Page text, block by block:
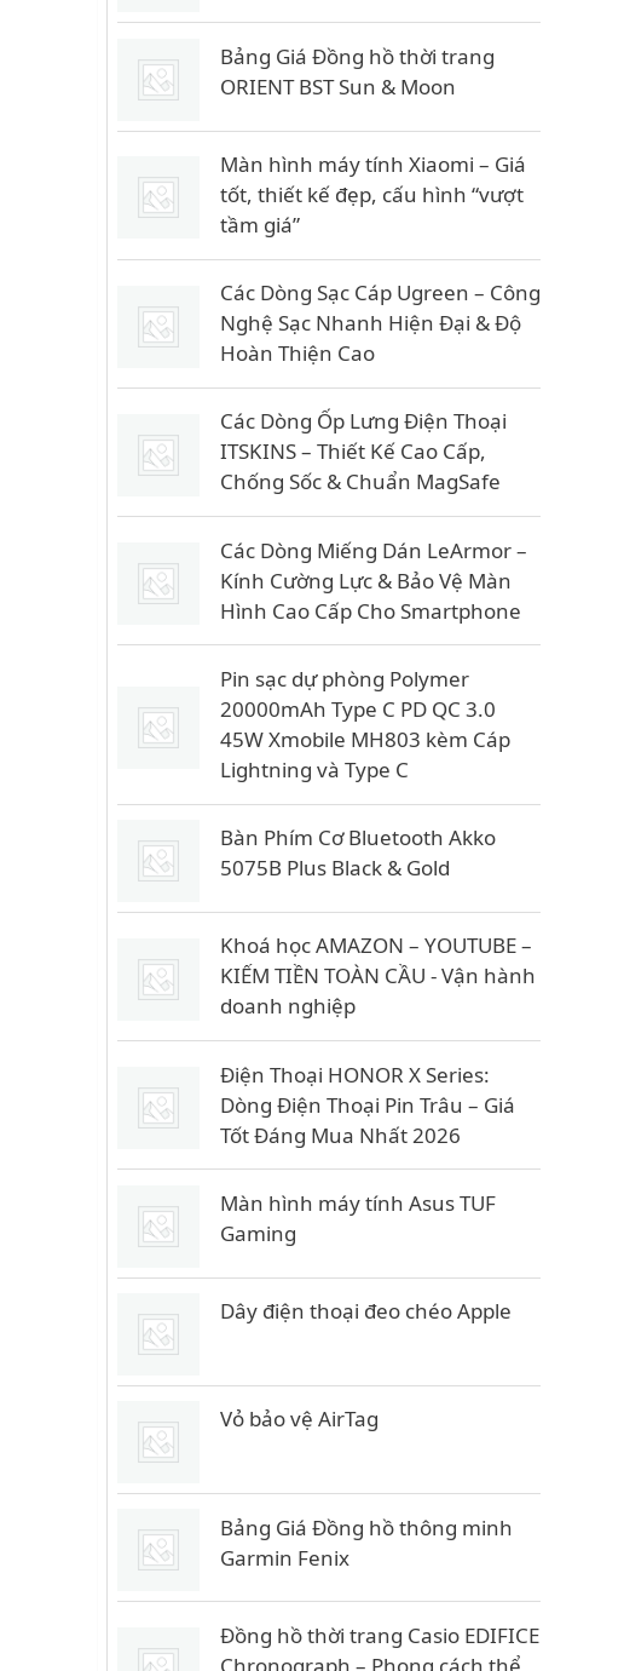
Bảng Giá Đồng hồ thời trang
ORIENT BST Sun & Moon
Màn hình máy tính Xiaomi – Giá
tốt, thiết kế đẹp, cấu hình “vượt
tầm giá”
Các Dòng Sạc Cáp Ugreen – Công
Nghệ Sạc Nhanh Hiện Đại & Độ
Hoàn Thiện Cao
Các Dòng Ốp Lưng Điện Thoại
ITSKINS – Thiết Kế Cao Cấp,
Chống Sốc & Chuẩn MagSafe
Các Dòng Miếng Dán LeArmor –
Kính Cường Lực & Bảo Vệ Màn
Hình Cao Cấp Cho Smartphone
Pin sạc dự phòng Polymer
20000mAh Type C PD QC 3.0
45W Xmobile MH803 kèm Cáp
Lightning và Type C
Bàn Phím Cơ Bluetooth Akko
5075B Plus Black & Gold
Khoá học AMAZON – YOUTUBE –
KIẾM TIỀN TOÀN CẦU - Vận hành
doanh nghiệp
Điện Thoại HONOR X Series:
Dòng Điện Thoại Pin Trâu – Giá
Tốt Đáng Mua Nhất 2026
Màn hình máy tính Asus TUF
Gaming
Dây điện thoại đeo chéo Apple
Vỏ bảo vệ AirTag
Bảng Giá Đồng hồ thông minh
Garmin Fenix
Đồng hồ thời trang Casio EDIFICE
Chronograph – Phong cách thể